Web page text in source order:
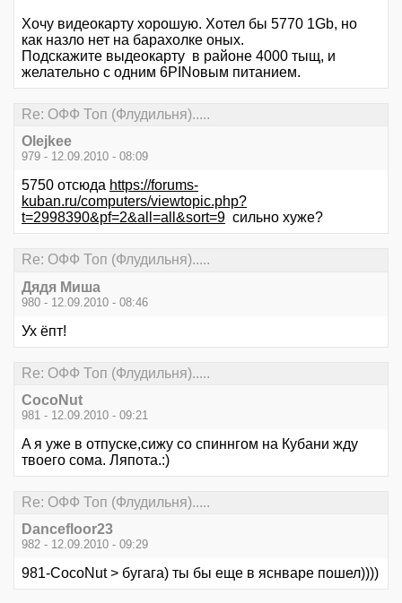
Хочу видеокарту хорошую. Хотел бы 5770 1Gb, но
как назло нет на барахолке оных.
Подскажите выдеокарту в районе 4000 тыщ, и
желательно с одним 6PINовым питанием.
Re: ОФФ Топ (Флудильня).....
Olejkee
979 - 12.09.2010 - 08:09
5750 отсюда https://forums-
kuban.ru/computers/viewtopic.php?
t=2998390&pf=2&all=all&sort=9 сильно хуже?
Re: ОФФ Топ (Флудильня).....
Дядя Миша
980 - 12.09.2010 - 08:46
Ух ёпт!
Re: ОФФ Топ (Флудильня).....
CocoNut
981 - 12.09.2010 - 09:21
A я уже в отпуске,сижу со спиннгом на Кубани жду
твоего сома. Ляпота.:)
Re: ОФФ Топ (Флудильня).....
Dancefloor23
982 - 12.09.2010 - 09:29
981-CocoNut > бугага) ты бы еще в яснваре пошел))))